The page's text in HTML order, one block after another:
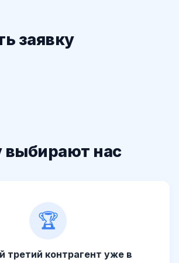
заявку
выбирают нас
🏆
третий контрагент уже в